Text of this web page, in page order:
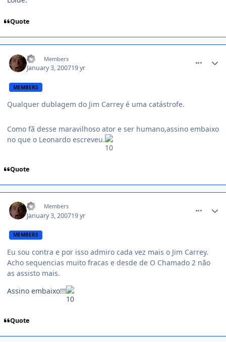
Quote
Pê Members
January 3, 200719 yr
MEMBERS
Qualquer dublagem do Jim Carrey é uma catástrofe.
Como fã desse maravilhoso ator e ser humano,assino embaixo
no que o Leonardo escreveu.
Quote
Pê Members
January 3, 200719 yr
MEMBERS
Eu sou contra e por isso admiro cada vez mais o Jim Carrey.
Acho sequencias muito fracas e desde de O Chamado 2 não
as assisto mais.
Assino embaixo!!!
Quote